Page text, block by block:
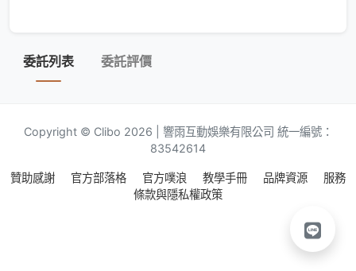
委託列表 委託評價
Copyright © Clibo 2026 | 響雨互動娛樂有限公司 統一編號：
83542614
贊助感謝 官方部落格 官方噗浪 教學手冊 品牌資源
服務
條款與隱私權政策